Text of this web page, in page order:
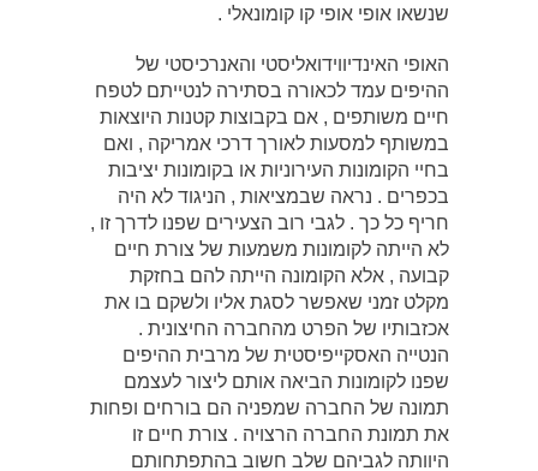
שנשאו אופי אופי קו קומונאלי .
האופי האינדיווידואליסטי והאנרכיסטי של
ההיפים עמד לכאורה בסתירה לנטייתם לטפח
חיים משותפים , אם בקבוצות קטנות היוצאות
במשותף למסעות לאורך דרכי אמריקה , ואם
בחיי הקומונות העירוניות או בקומונות יציבות
בכפרים . נראה שבמציאות , הניגוד לא היה
חריף כל כך . לגבי רוב הצעירים שפנו לדרך זו ,
לא הייתה לקומונות משמעות של צורת חיים
קבועה , אלא הקומונה הייתה להם בחזקת
מקלט זמני שאפשר לסגת אליו ולשקם בו את
אכזבותיו של הפרט מהחברה החיצונית .
הנטייה האסקייפיסטית של מרבית ההיפים
שפנו לקומונות הביאה אותם ליצור לעצמם
תמונה של החברה שמפניה הם בורחים ופחות
את תמונת החברה הרצויה . צורת חיים זו
היוותה לגביהם שלב חשוב בהתפתחותם